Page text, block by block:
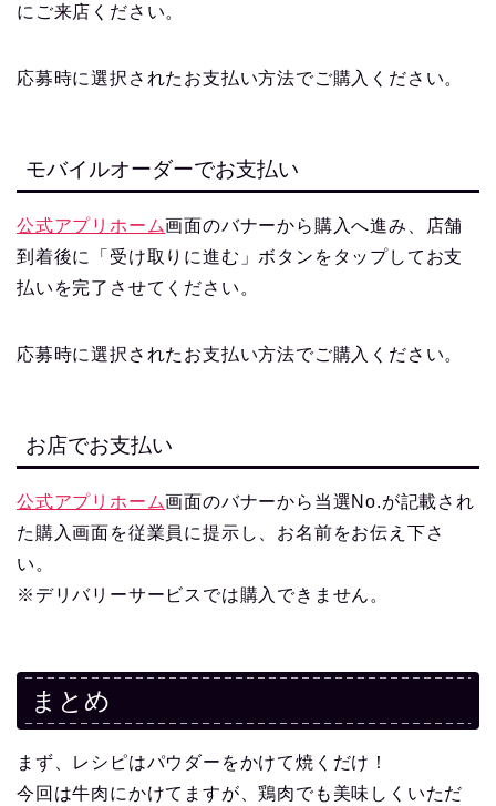
にご来店ください。
応募時に選択されたお支払い方法でご購入ください。
モバイルオーダーでお支払い
公式アプリホーム画面のバナーから購入へ進み、店舗
到着後に「受け取りに進む」ボタンをタップしてお支
払いを完了させてください。
応募時に選択されたお支払い方法でご購入ください。
お店でお支払い
公式アプリホーム画面のバナーから当選No.が記載され
た購入画面を従業員に提示し、お名前をお伝え下さ
い。
※デリバリーサービスでは購入できません。
まとめ
まず、レシピはパウダーをかけて焼くだけ！
今回は牛肉にかけてますが、鶏肉でも美味しくいただ